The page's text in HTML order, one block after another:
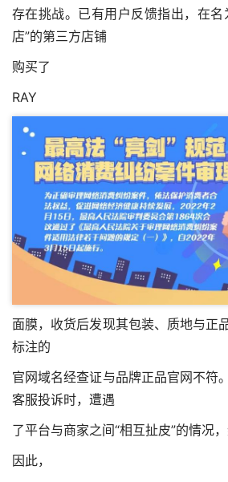
存在挑战。已有用户反馈指出，在名
店”的第三方店铺
购买了
RAY
面膜，收货后发现其包装、质地与正
标注的
官网域名经查证与品牌正品官网不符
客服投诉时，遭遇
了平台与商家之间“相互扯皮”的情况，
因此，